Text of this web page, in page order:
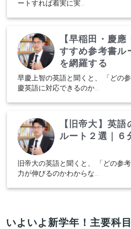
ートすれば着実に実...
【早稲田・慶
すすめ参考書ル
を網羅する
早慶上智の英語と聞くと、 「どの
慶英語に対応できるのか...
【旧帝大】英
ルート２選｜６
旧帝大の英語と聞くと、 「どの参
力が伸びるのかわからな...
いよいよ新学年！主要科